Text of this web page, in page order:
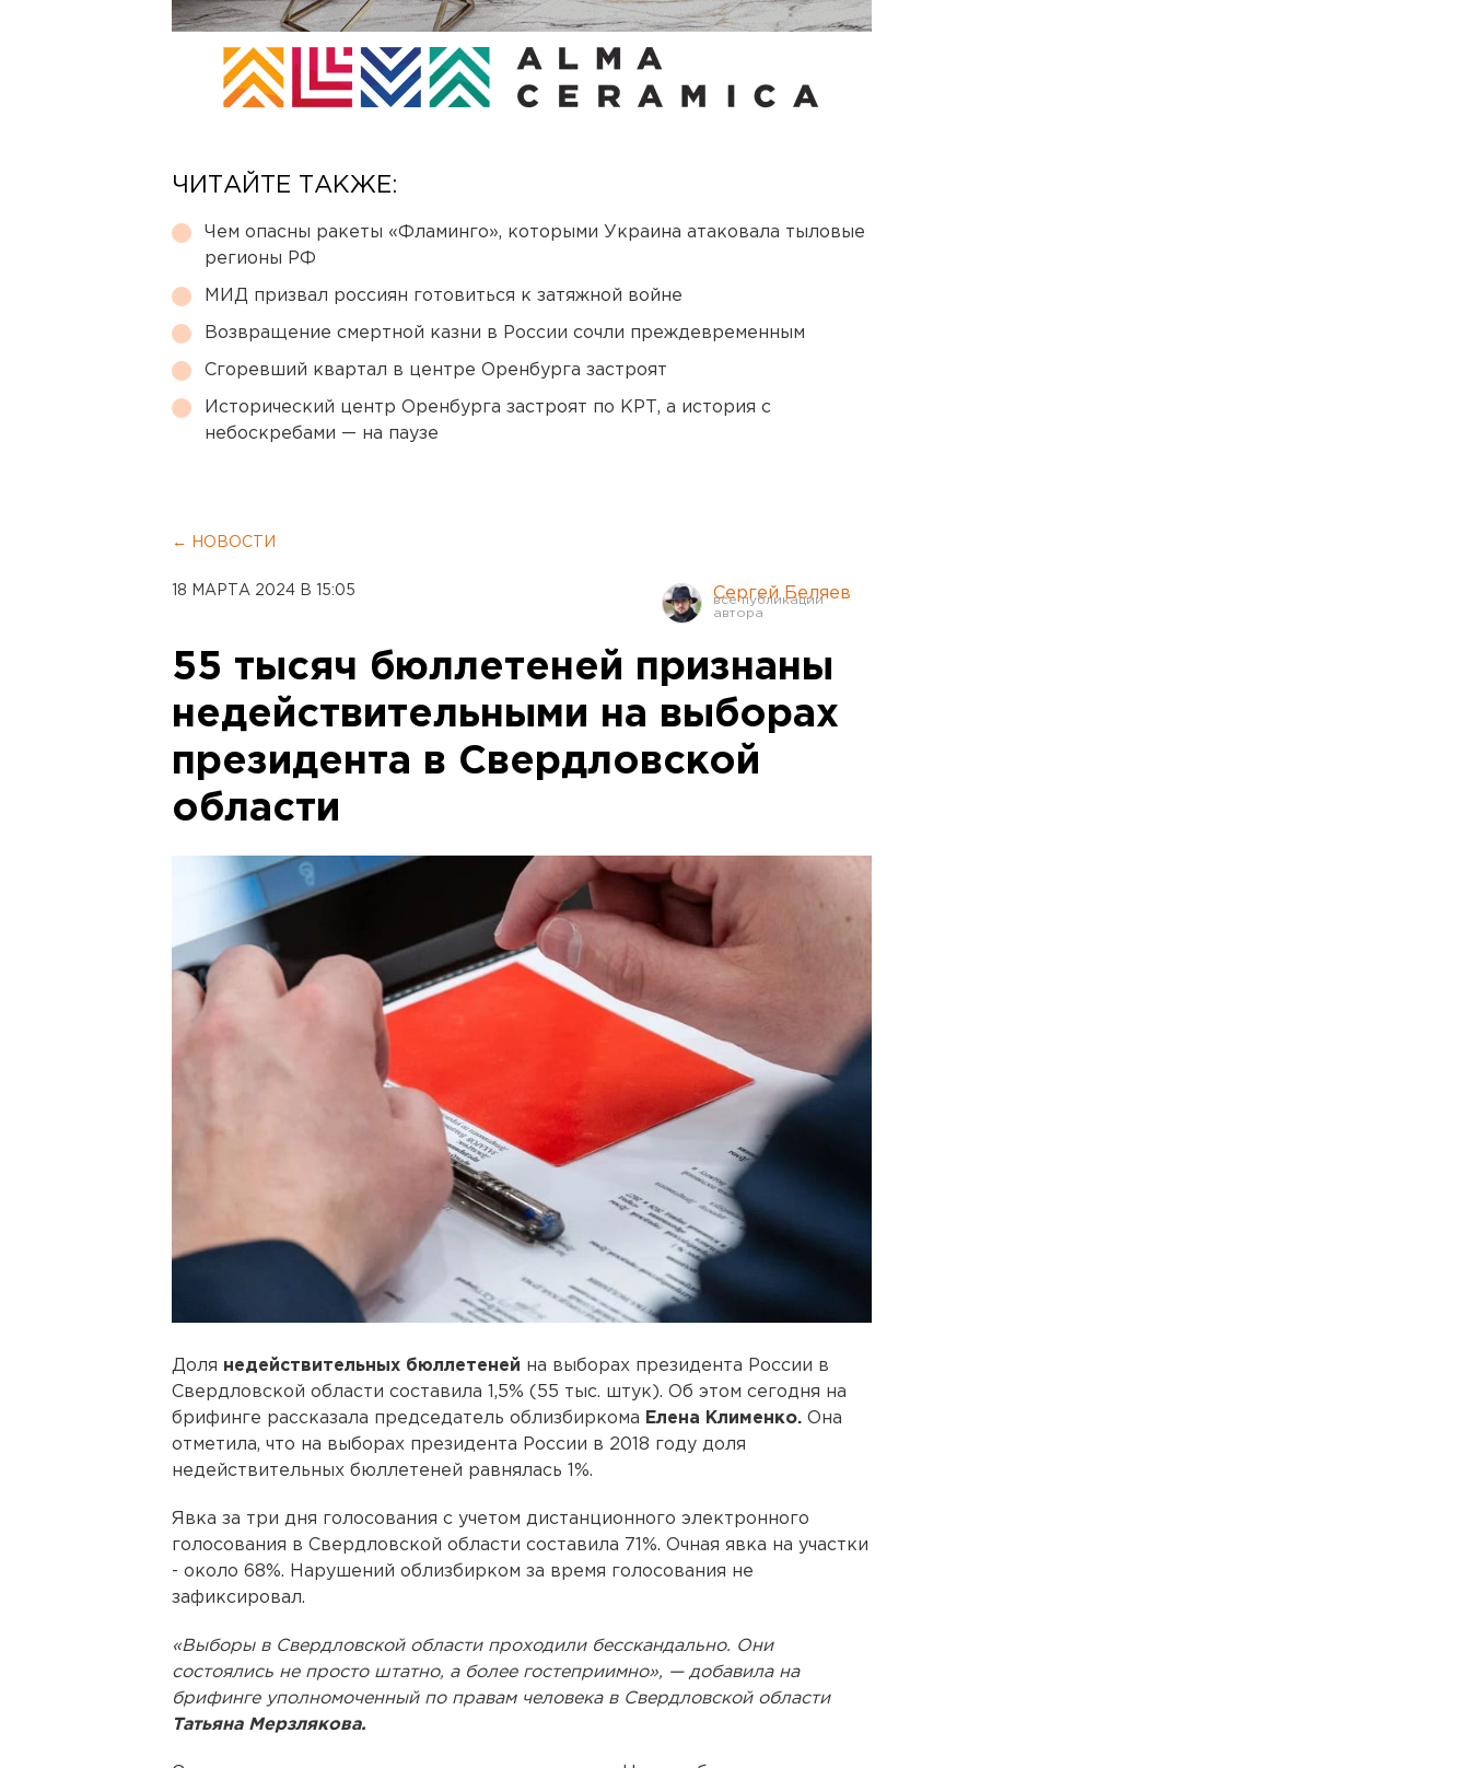
ЧИТАЙТЕ ТАКЖЕ:
Чем опасны ракеты «Фламинго», которыми Украина атаковала тыловые
регионы РФ
МИД призвал россиян готовиться к затяжной войне
Возвращение смертной казни в России сочли преждевременным
Сгоревший квартал в центре Оренбурга застроят
Исторический центр Оренбурга застроят по КРТ, а история с
небоскребами — на паузе
← НОВОСТИ
18 МАРТА 2024 В 15:05 Сергей Беляев
55 тысяч бюллетеней признаны
недействительными на выборах
президента в Свердловской
области
Доля недействительных бюллетеней на выборах президента России в
Свердловской области составила 1,5% (55 тыс. штук). Об этом сегодня на
брифинге рассказала председатель облизбиркома Елена Клименко. Она
отметила, что на выборах президента России в 2018 году доля
недействительных бюллетеней равнялась 1%.
Явка за три дня голосования с учетом дистанционного электронного
голосования в Свердловской области составила 71%. Очная явка на участки
- около 68%. Нарушений облизбирком за время голосования не
зафиксировал.
«Выборы в Свердловской области проходили бесскандально. Они
состоялись не просто штатно, а более гостеприимно», — добавила на
брифинге уполномоченный по правам человека в Свердловской области
Татьяна Мерзлякова.